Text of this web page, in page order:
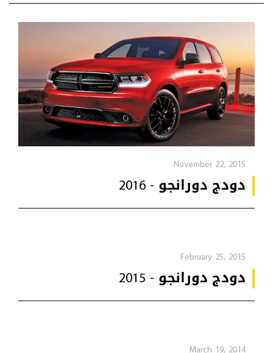
November 22, 2015
دودج دورانجو - 2016
February 25, 2015
دودج دورانجو - 2015